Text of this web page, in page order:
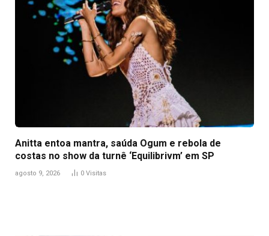
Anitta entoa mantra, saúda Ogum e rebola de
costas no show da turnê ‘Equilibrivm’ em SP
agosto 9, 2026 0 Visitas